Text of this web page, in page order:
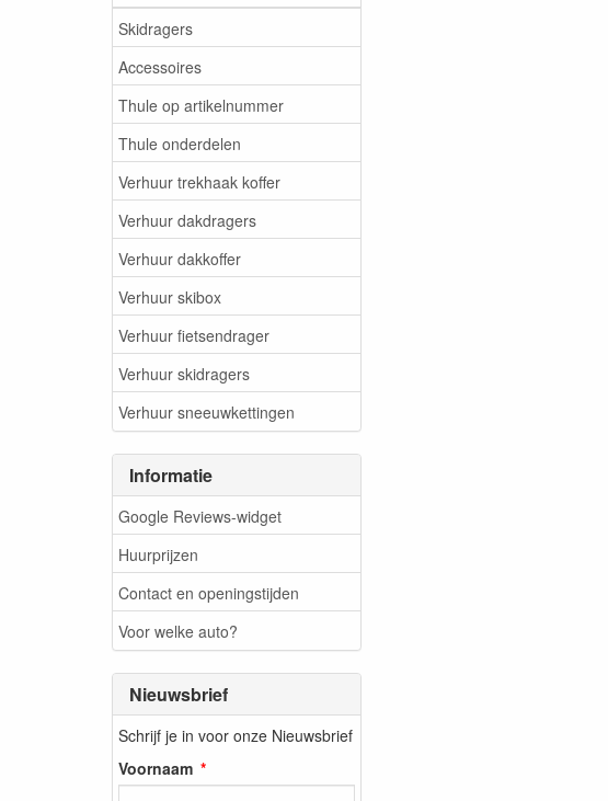
Skidragers
Accessoires
Thule op artikelnummer
Thule onderdelen
Verhuur trekhaak koffer
Verhuur dakdragers
Verhuur dakkoffer
Verhuur skibox
Verhuur fietsendrager
Verhuur skidragers
Verhuur sneeuwkettingen
Informatie
Google Reviews-widget
Huurprijzen
Contact en openingstijden
Voor welke auto?
Nieuwsbrief
Schrijf je in voor onze Nieuwsbrief
Voornaam